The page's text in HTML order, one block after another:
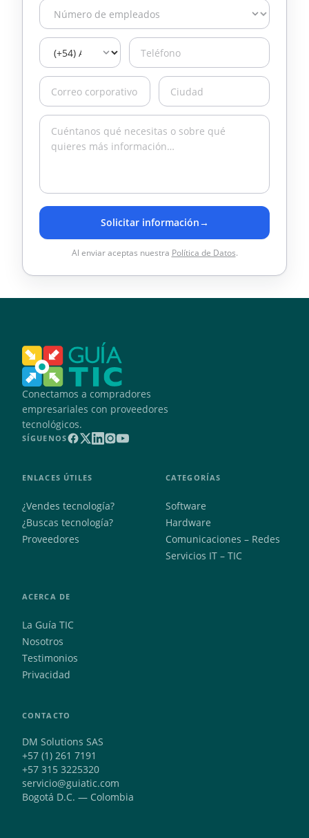
Solicitar información→
Al enviar aceptas nuestra Política de Datos.
Conectamos a compradores
empresariales con proveedores
tecnológicos.
SÍGUENOS
ENLACES ÚTILES
¿Vendes tecnología?
¿Buscas tecnología?
Proveedores
CATEGORÍAS
Software
Hardware
Comunicaciones – Redes
Servicios IT – TIC
ACERCA DE
La Guía TIC
Nosotros
Testimonios
Privacidad
CONTACTO
DM Solutions SAS
+57 (1) 261 7191
+57 315 3225320
servicio@guiatic.com
Bogotá D.C. — Colombia